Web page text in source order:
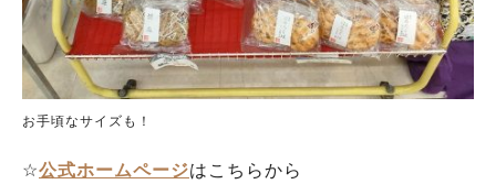
お手頃なサイズも！
☆公式ホームページはこちらから